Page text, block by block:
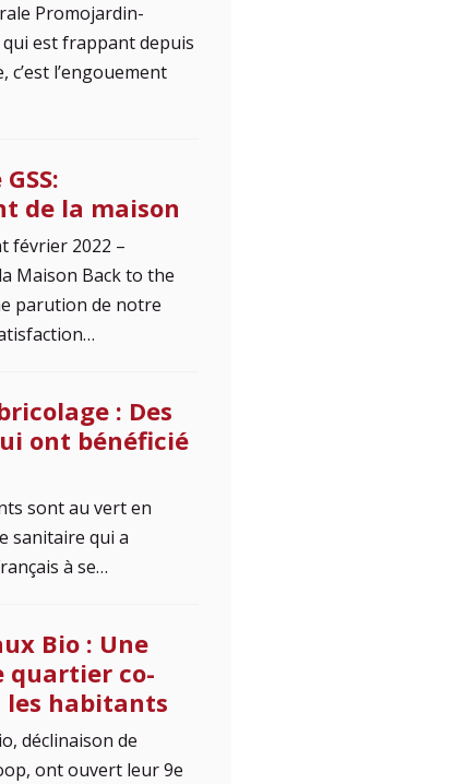
Promojardin-
qui est frappant depuis
c’est l’engouement
de la maison
février 2022 –
Maison Back to the
parution de notre
: Des
ont bénéficié
sont au vert en
sanitaire qui a
à se…
Bio : Une
quartier co-
les habitants
déclinaison de
ont ouvert leur 9e